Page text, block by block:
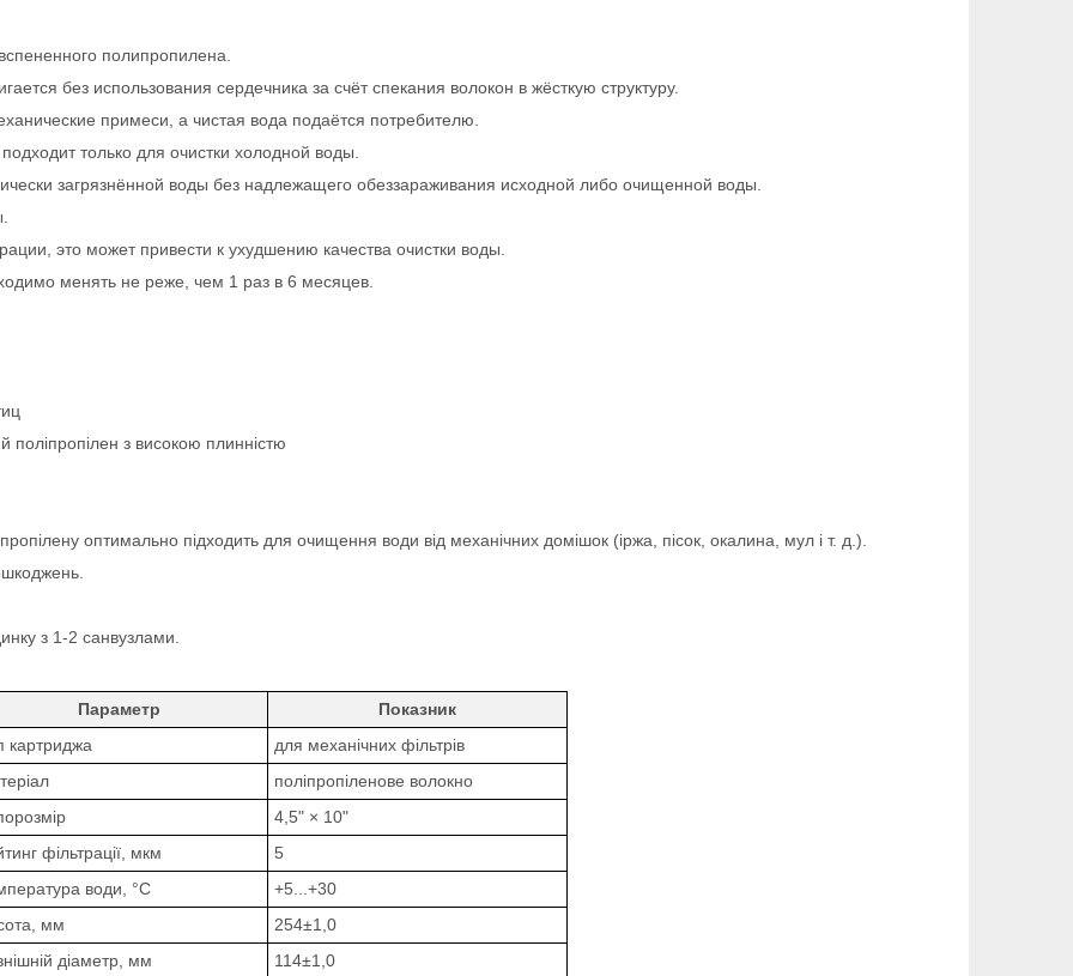
полипропилена.
без использования сердечника за счёт спекания волокон в жёсткую структуру.
примеси, а чистая вода подаётся потребителю.
только для очистки холодной воды.
загрязнённой воды без надлежащего обеззараживания исходной либо очищенной воды.
это может привести к ухудшению качества очистки воды.
менять не реже, чем 1 раз в 6 месяцев.
поліпропілен з високою плинністю
оптимально підходить для очищення води від механічних домішок (іржа, пісок, окалина, мул і т. д.).
з 1-2 санвузлами.
Параметр
Показник
картриджа
для механічних фільтрів
поліпропіленове волокно
4,5" × 10"
фільтрації, мкм
5
води, °C
+5...+30
мм
254±1,0
діаметр, мм
114±1,0